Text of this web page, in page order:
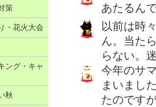
あたるん
以前は時
ん。当た
らない。
今年のサ
まいまし
たのです
策
・花火大会
ング・キャ
秋